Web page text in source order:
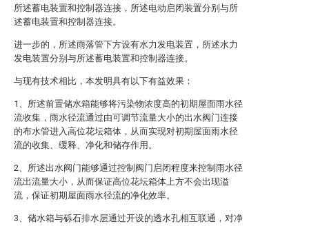
所述蓄电装置和控制器连接，所述电动启闭装置分别与所
述蓄电装置和控制器连接。
进一步的，所述雨落管下方设有水力发电装置，所述水力
发电装置分别与所述蓄电装置和控制器连接。
与现有技术相比，本发明具有以下有益效果：
1、所述前置储水箱能够将污染物浓度高的初期屋面雨水径
流收集，雨水径流通过由可调节流量大小的出水阀门连接
的布水管进入高位花坛箱体，从而实现对初期屋面雨水径
流的收集、缓释、净化和储存作用。
2、所述出水阀门能够通过控制阀门启闭程度来控制雨水径
流出流量大小，从而保证高位花坛箱体上方不会出现溢
流，保证初期屋面雨水径流的净化效率。
3、储水箱与砾石排水层通过开设的透水孔相互联通，对净